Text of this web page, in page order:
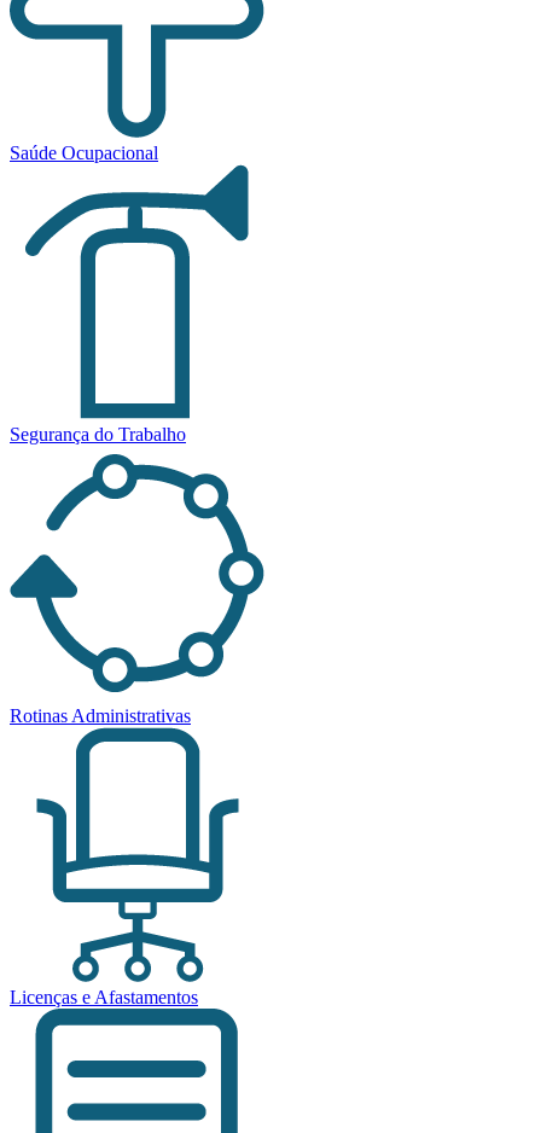
Saúde Ocupacional
Segurança do Trabalho
Rotinas Administrativas
Licenças e Afastamentos